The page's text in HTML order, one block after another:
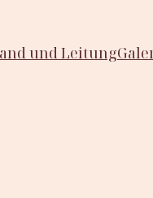
und Leitung